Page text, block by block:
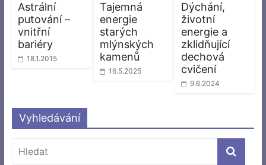
Astrální
putování –
vnitřní
bariéry
18.1.2015
Tajemná
energie
starých
mlýnských
kamenů
16.5.2025
Dýchání,
životní
energie a
zklidňující
dechová
cvičení
9.6.2024
Vyhledávání